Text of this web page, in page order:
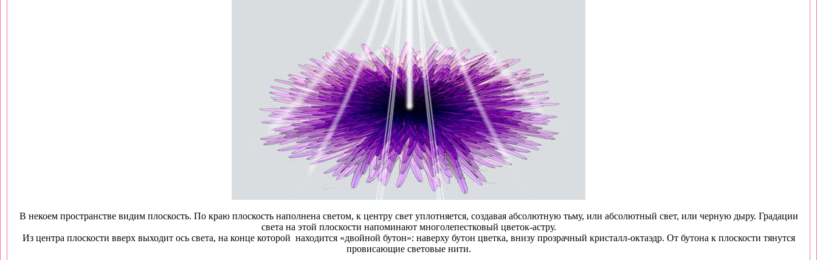
В некоем пространстве видим плоскость. По краю плоскость наполнена светом, к центру свет уплотняется, создавая абсолютную тьму, или абсолютный свет, или черную дыру. Градации
света на этой плоскости напоминают многолепестковый цветок-астру.
Из центра плоскости вверх выходит ось света, на конце которой находится «двойной бутон»: наверху бутон цветка, внизу прозрачный кристалл-октаэдр. От бутона к плоскости тянутся
провисающие световые нити.